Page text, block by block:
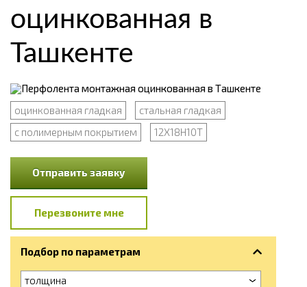
оцинкованная в
Ташкенте
оцинкованная гладкая
стальная гладкая
с полимерным покрытием
12Х18Н10Т
Отправить заявку
Перезвоните мне
Подбор по параметрам
толщина